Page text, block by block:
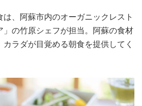
は、阿蘇市内のオーガニックレスト
」の竹原シェフが担当。阿蘇の食材
ラダが目覚める朝食を提供してく